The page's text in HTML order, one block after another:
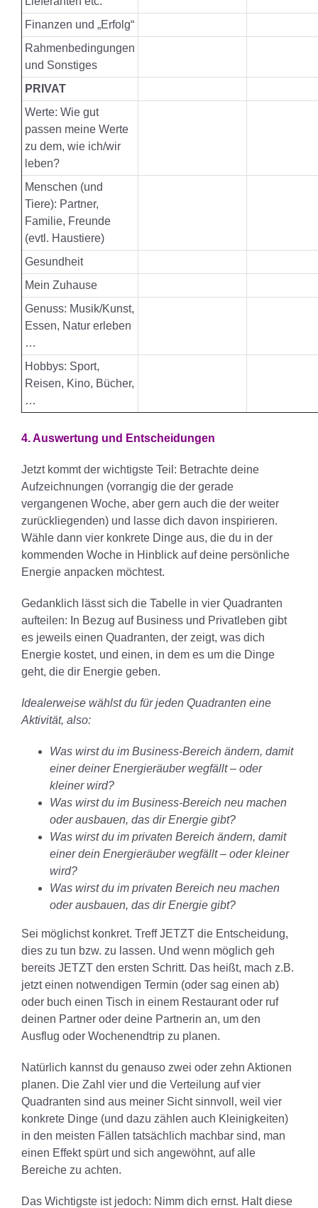
Finanzen und „Erfolg“
Rahmenbedingungen
und Sonstiges
PRIVAT
Werte: Wie gut
passen meine Werte
zu dem, wie ich/wir
leben?
Menschen (und
Tiere): Partner,
Familie, Freunde
(evtl. Haustiere)
Gesundheit
Mein Zuhause
Genuss: Musik/Kunst,
Essen, Natur erleben
…
Hobbys: Sport,
Reisen, Kino, Bücher,
…
4. Auswertung und Entscheidungen
Jetzt kommt der wichtigste Teil: Betrachte deine
Aufzeichnungen (vorrangig die der gerade
vergangenen Woche, aber gern auch die der weiter
zurückliegenden) und lasse dich davon inspirieren.
Wähle dann vier konkrete Dinge aus, die du in der
kommenden Woche in Hinblick auf deine persönliche
Energie anpacken möchtest.
Gedanklich lässt sich die Tabelle in vier Quadranten
aufteilen: In Bezug auf Business und Privatleben gibt
es jeweils einen Quadranten, der zeigt, was dich
Energie kostet, und einen, in dem es um die Dinge
geht, die dir Energie geben.
Idealerweise wählst du für jeden Quadranten eine
Aktivität, also:
Was wirst du im Business-Bereich ändern, damit
einer deiner Energieräuber wegfällt – oder
kleiner wird?
Was wirst du im Business-Bereich neu machen
oder ausbauen, das dir Energie gibt?
Was wirst du im privaten Bereich ändern, damit
einer dein Energieräuber wegfällt – oder kleiner
wird?
Was wirst du im privaten Bereich neu machen
oder ausbauen, das dir Energie gibt?
Sei möglichst konkret. Treff JETZT die Entscheidung,
dies zu tun bzw. zu lassen. Und wenn möglich geh
bereits JETZT den ersten Schritt. Das heißt, mach z.B.
jetzt einen notwendigen Termin (oder sag einen ab)
oder buch einen Tisch in einem Restaurant oder ruf
deinen Partner oder deine Partnerin an, um den
Ausflug oder Wochenendtrip zu planen.
Natürlich kannst du genauso zwei oder zehn Aktionen
planen. Die Zahl vier und die Verteilung auf vier
Quadranten sind aus meiner Sicht sinnvoll, weil vier
konkrete Dinge (und dazu zählen auch Kleinigkeiten)
in den meisten Fällen tatsächlich machbar sind, man
einen Effekt spürt und sich angewöhnt, auf alle
Bereiche zu achten.
Das Wichtigste ist jedoch: Nimm dich ernst. Halt diese